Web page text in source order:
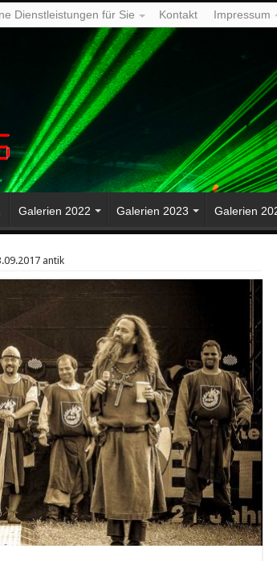
Dienstleistungen für Sie Kontakt Impressum
Galerien 2022 Galerien 2023 Galerien
antik